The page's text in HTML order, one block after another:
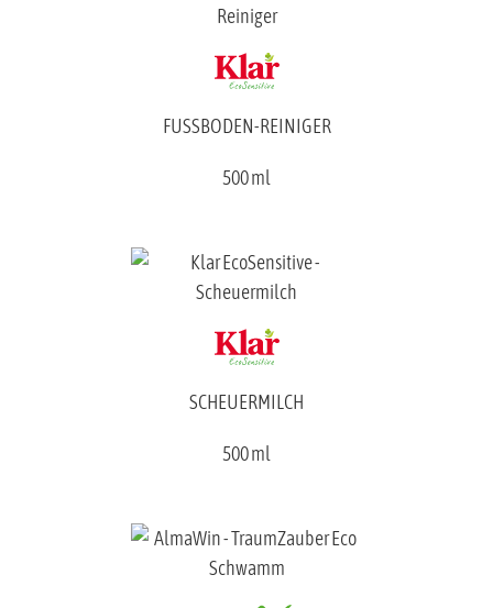
FUSSBODEN-REINIGER
500 ml
SCHEUERMILCH
500 ml